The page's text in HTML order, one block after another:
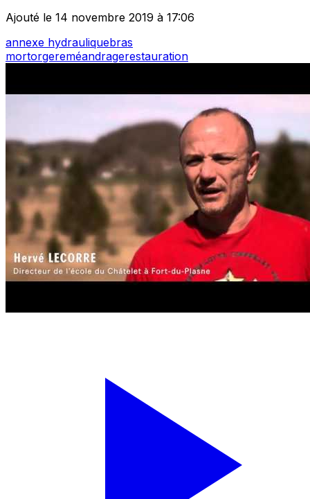
Ajouté le 14 novembre 2019 à 17:06
annexe hydrauliquebras
mortorgereméandragerestauration